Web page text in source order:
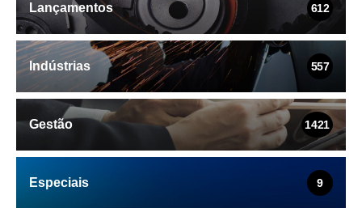
Lançamentos 612
Indústrias 557
Gestão 1421
Especiais 9